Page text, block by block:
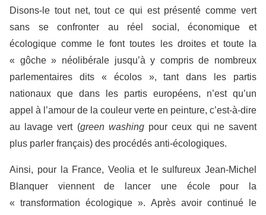
Disons-le tout net, tout ce qui est présenté comme vert
sans se confronter au réel social, économique et
écologique comme le font toutes les droites et toute la
« gôche » néolibérale jusqu’à y compris de nombreux
parlementaires dits « écolos », tant dans les partis
nationaux que dans les partis européens, n’est qu’un
appel à l’amour de la couleur verte en peinture, c’est-à-dire
au lavage vert (green washingpour ceux qui ne savent
plus parler français) des procédés anti-écologiques.
Ainsi, pour la France, Veolia et le sulfureux Jean-Michel
Blanquer viennent de lancer une école pour la
« transformation écologique ». Après avoir continué le